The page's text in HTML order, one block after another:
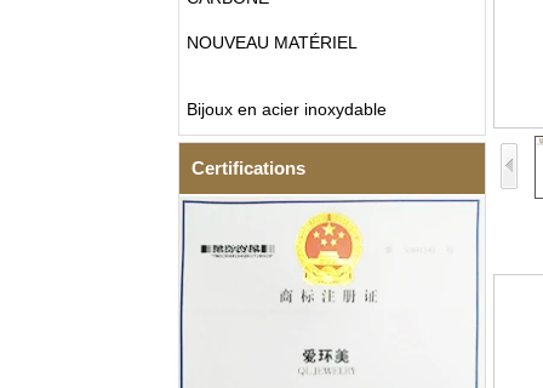
NOUVEAU MATÉRIEL
Bijoux en acier inoxydable
Certifications